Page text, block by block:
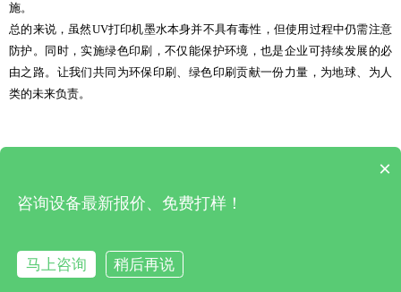
施。
总的来说，虽然UV打印机墨水本身并不具有毒性，但使用过程中仍需注意
防护。同时，实施绿色印刷，不仅能保护环境，也是企业可持续发展的必
由之路。让我们共同为环保印刷、绿色印刷贡献一份力量，为地球、为人
类的未来负责。
×
咨询设备最新报价、免费打样！
马上咨询
稍后再说
在线咨询